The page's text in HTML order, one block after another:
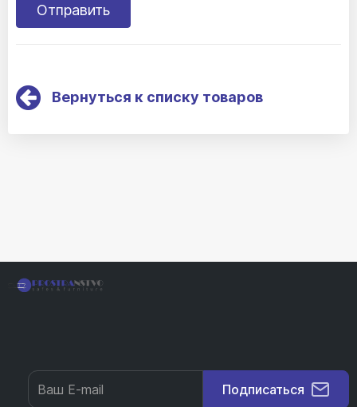
Вернуться к списку товаров
Подписаться